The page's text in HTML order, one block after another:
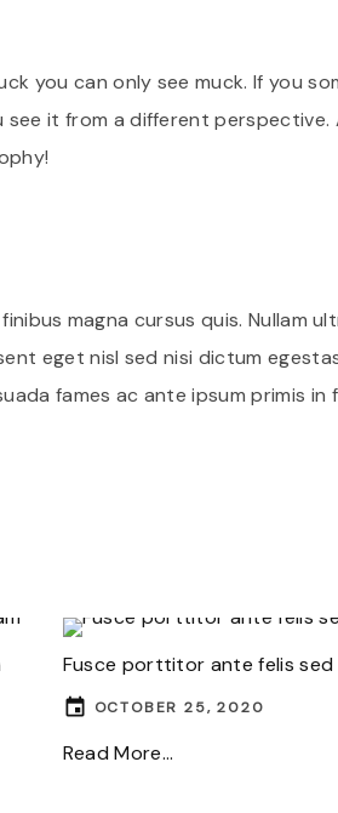
you can only see muck. If you
it from a different
magna cursus quis. Nullam
eget nisl sed nisi dictum
fames ac ante ipsum primis in
Fusce porttitor ante felis sed
OCTOBER 25, 2020
Read More...